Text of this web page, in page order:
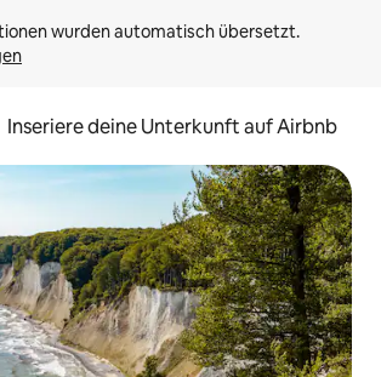
Inseriere deine Unterkunft auf Airbnb